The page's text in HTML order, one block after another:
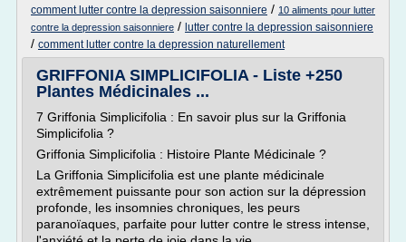
comment lutter contre la depression saisonniere / 10 aliments pour lutter
contre la depression saisonniere / lutter contre la depression saisonniere
/ comment lutter contre la depression naturellement
GRIFFONIA SIMPLICIFOLIA - Liste +250
Plantes Médicinales ...
7 Griffonia Simplicifolia : En savoir plus sur la Griffonia
Simplicifolia ?
Griffonia Simplicifolia : Histoire Plante Médicinale ?
La Griffonia Simplicifolia est une plante médicinale
extrêmement puissante pour son action sur la dépression
profonde, les insomnies chroniques, les peurs
paranoïaques, parfaite pour lutter contre le stress intense,